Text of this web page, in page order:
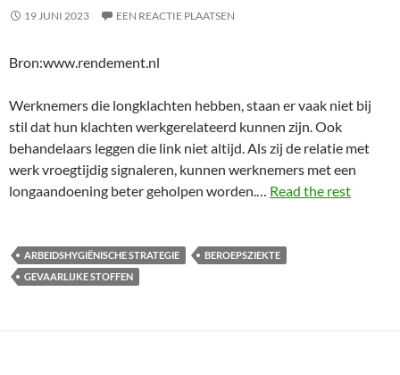
19 JUNI 2023 EEN REACTIE PLAATSEN
Bron:www.rendement.nl
Werknemers die longklachten hebben, staan er vaak niet bij
stil dat hun klachten werkgerelateerd kunnen zijn. Ook
behandelaars leggen die link niet altijd. Als zij de relatie met
werk vroegtijdig signaleren, kunnen werknemers met een
longaandoening beter geholpen worden.… Read the rest
ARBEIDSHYGIËNISCHE STRATEGIE
BEROEPSZIEKTE
GEVAARLIJKE STOFFEN